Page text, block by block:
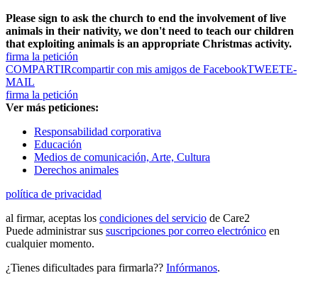
Please sign to ask the church to end the involvement of live
animals in their nativity, we don't need to teach our children
that exploiting animals is an appropriate Christmas activity.
firma la petición
COMPARTIRcompartir con mis amigos de FacebookTWEETE-
MAIL
firma la petición
Ver más peticiones:
Responsabilidad corporativa
Educación
Medios de comunicación, Arte, Cultura
Derechos animales
política de privacidad
al firmar, aceptas los condiciones del servicio de Care2
Puede administrar sus suscripciones por correo electrónico en
cualquier momento.
¿Tienes dificultades para firmarla?? Infórmanos.